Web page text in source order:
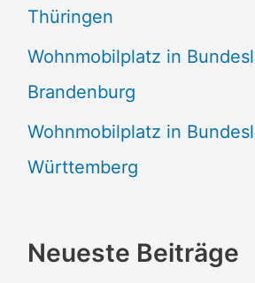
Thüringen
Wohnmobilplatz in
Brandenburg
Wohnmobilplatz in
Württemberg
Neueste Beiträge